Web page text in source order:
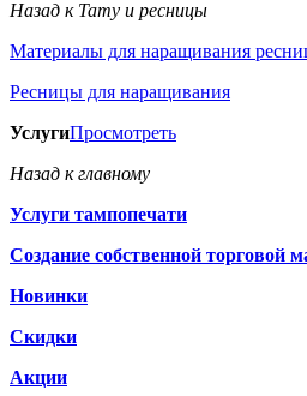
Назад к Тату и ресницы
Материалы для наращивания
Ресницы для наращивания
УслугиПросмотреть
Назад к главному
Услуги тампопечати
Создание собственной
Новинки
Скидки
Акции